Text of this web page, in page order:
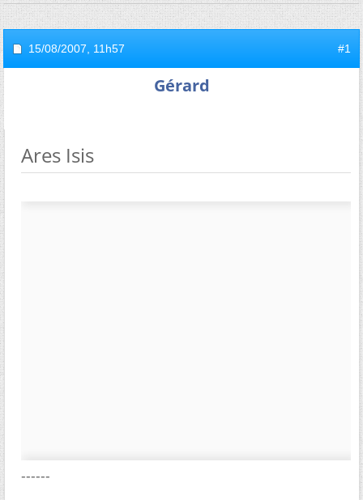
15/08/2007, 11h57 #1
Gérard
Ares Isis
------